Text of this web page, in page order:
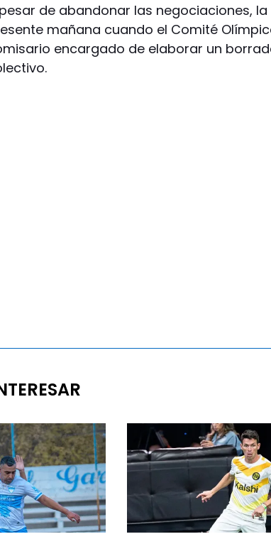
de abandonar las negociaciones,
mañana cuando el Comité
encargado de elaborar un